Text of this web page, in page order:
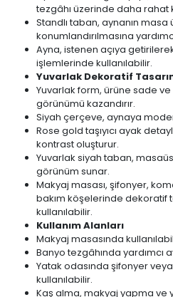
tezgâhı üzerinde daha rahat
Standlı taban, aynanın
konumlandırılmasına
Ayna, istenen açıya
işlemlerinde kullanılabilir.
Yuvarlak Dekoratif
Yuvarlak form, ürüne sade
görünümü kazandırır.
Siyah çerçeve, aynaya
Rose gold taşıyıcı ayak
kontrast oluşturur.
Yuvarlak siyah taban,
görünüm sunar.
Makyaj masası, şifonyer,
bakım köşelerinde dekoratif
kullanılabilir.
Kullanım Alanları
Makyaj masasında
Banyo tezgâhında
Yatak odasında şifonyer
kullanılabilir.
Kaş alma, makyaj yapma ve